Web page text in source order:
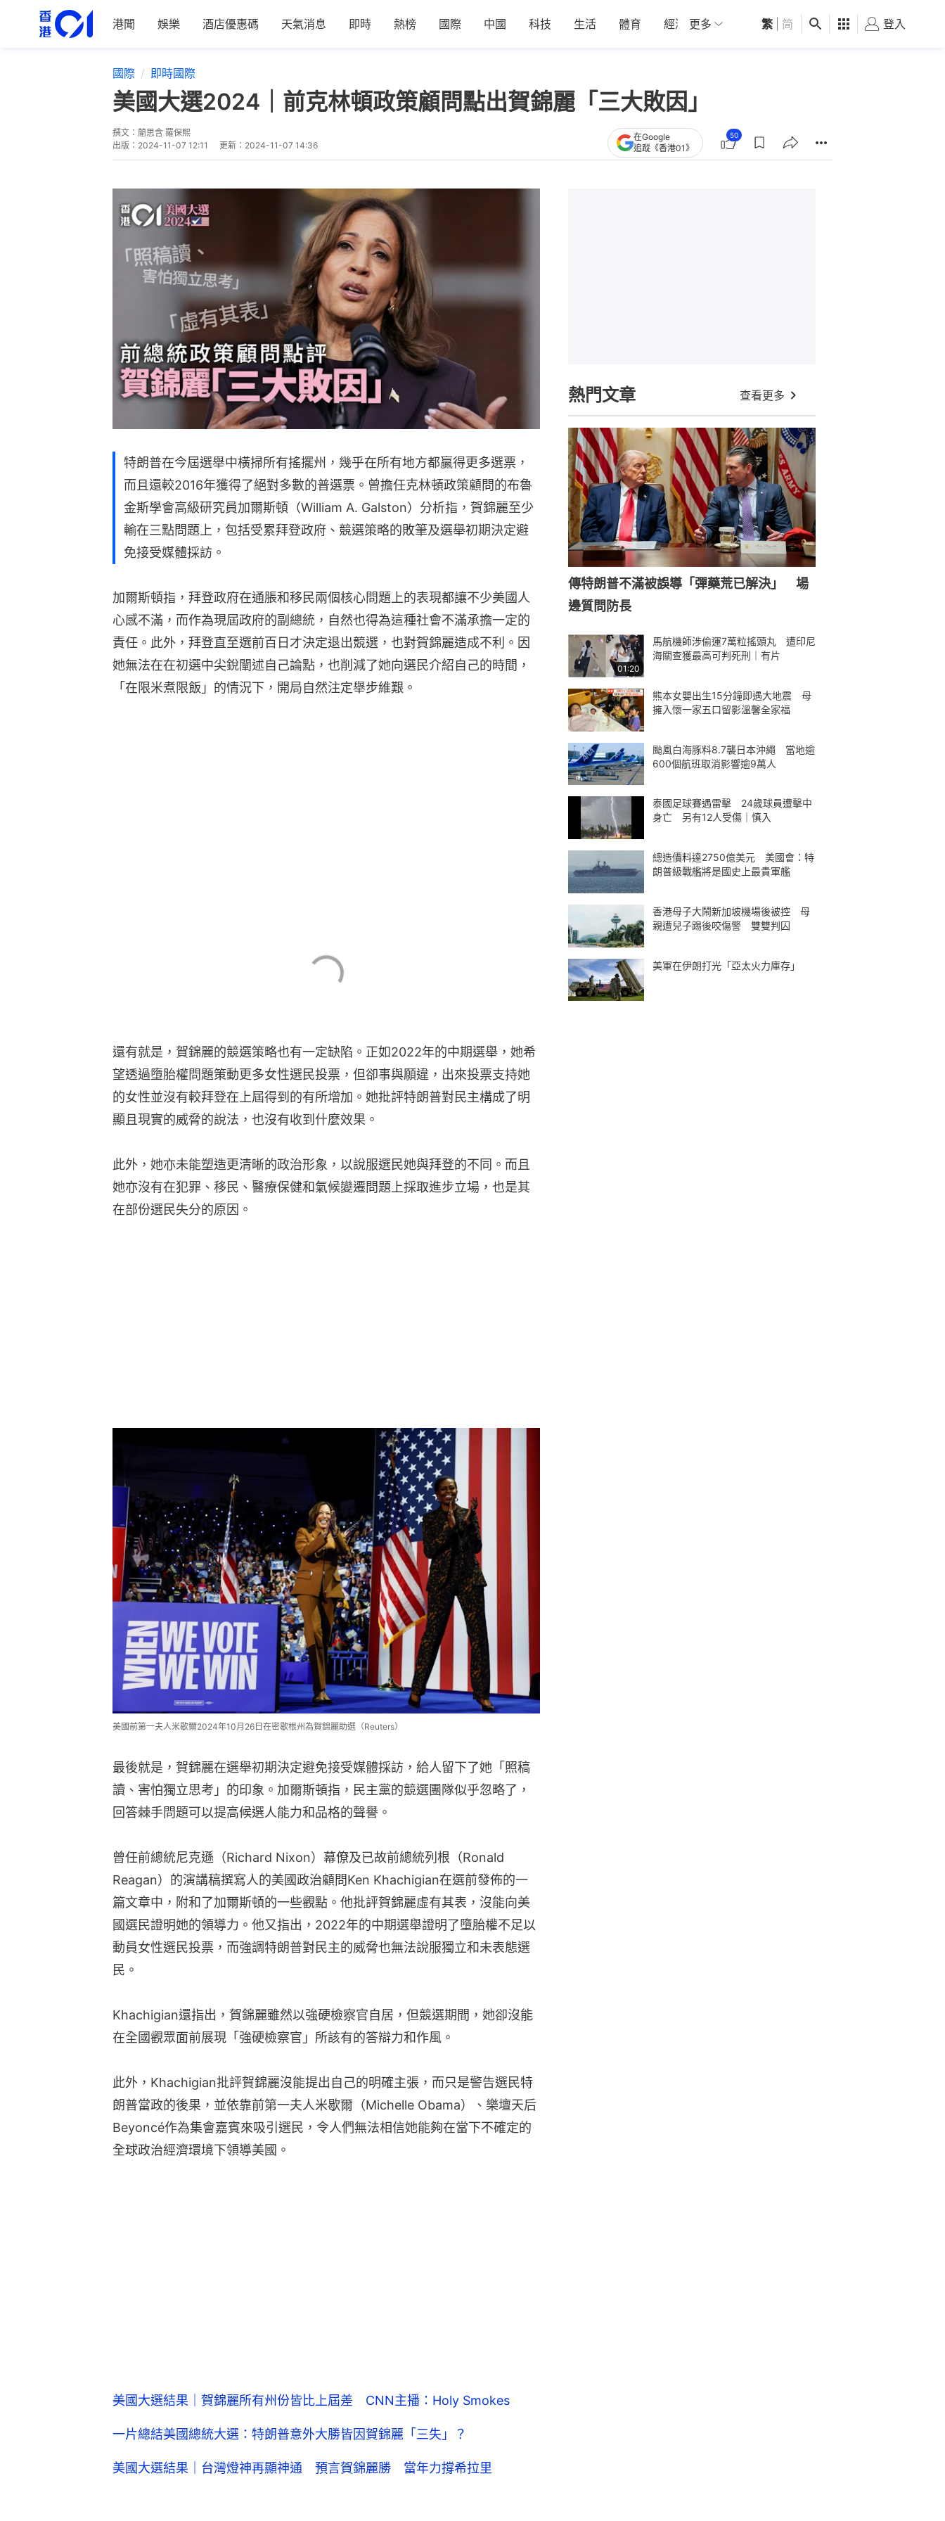
港聞 娛樂 酒店優惠碼 天氣消息 即時 熱榜 國際 中國 科技 生活 體育 經濟 01深圳 觀點 健康 好食玩飛
更多 繁 简 登入
國際 即時國際
美國大選2024｜前克林頓政策顧問點出賀錦麗「三大敗因」
撰文： 藺思含 羅保熙
出版： 2024-11-07 12:11 更新： 2024-11-07 14:36
在Google
追蹤《香港01》
50
特朗普在今屆選舉中橫掃所有搖擺州，幾乎在所有地方都贏得更多選票，
而且還較2016年獲得了絕對多數的普選票。曾擔任克林頓政策顧問的布魯
金斯學會高級研究員加爾斯頓（William A. Galston）分析指，賀錦麗至少
輸在三點問題上，包括受累拜登政府、競選策略的敗筆及選舉初期決定避
免接受媒體採訪。
加爾斯頓指，拜登政府在通脹和移民兩個核心問題上的表現都讓不少美國人
心感不滿，而作為現屆政府的副總統，自然也得為這種社會不滿承擔一定的
責任。此外，拜登直至選前百日才決定退出競選，也對賀錦麗造成不利。因
她無法在在初選中尖銳闡述自己論點，也削減了她向選民介紹自己的時間，
「在限米煮限飯」的情況下，開局自然注定舉步維艱。
還有就是，賀錦麗的競選策略也有一定缺陷。正如2022年的中期選舉，她希
望透過墮胎權問題策動更多女性選民投票，但卻事與願違，出來投票支持她
的女性並沒有較拜登在上屆得到的有所增加。她批評特朗普對民主構成了明
顯且現實的威脅的說法，也沒有收到什麼效果。
此外，她亦未能塑造更清晰的政治形象，以說服選民她與拜登的不同。而且
她亦沒有在犯罪、移民、醫療保健和氣候變遷問題上採取進步立場，也是其
在部份選民失分的原因。
美國前第一夫人米歇爾2024年10月26日在密歇根州為賀錦麗助選（Reuters）
最後就是，賀錦麗在選舉初期決定避免接受媒體採訪，給人留下了她「照稿
讀、害怕獨立思考」的印象。加爾斯頓指，民主黨的競選團隊似乎忽略了，
回答棘手問題可以提高候選人能力和品格的聲譽。
曾任前總統尼克遜（Richard Nixon）幕僚及已故前總統列根（Ronald
Reagan）的演講稿撰寫人的美國政治顧問Ken Khachigian在選前發佈的一
篇文章中，附和了加爾斯頓的一些觀點。他批評賀錦麗虛有其表，沒能向美
國選民證明她的領導力。他又指出，2022年的中期選舉證明了墮胎權不足以
動員女性選民投票，而強調特朗普對民主的威脅也無法說服獨立和未表態選
民。
Khachigian還指出，賀錦麗雖然以強硬檢察官自居，但競選期間，她卻沒能
在全國觀眾面前展現「強硬檢察官」所該有的答辯力和作風。
此外，Khachigian批評賀錦麗沒能提出自己的明確主張，而只是警告選民特
朗普當政的後果，並依靠前第一夫人米歇爾（Michelle Obama）、樂壇天后
Beyoncé作為集會嘉賓來吸引選民，令人們無法相信她能夠在當下不確定的
全球政治經濟環境下領導美國。
美國大選結果｜賀錦麗所有州份皆比上屆差 CNN主播：Holy Smokes
一片總結美國總統大選：特朗普意外大勝皆因賀錦麗「三失」？
美國大選結果｜台灣燈神再顯神通 預言賀錦麗勝 當年力撐希拉里
熱門文章 查看更多
傳特朗普不滿被誤導「彈藥荒已解決」 場
邊質問防長
01:20
馬航機師涉偷運7萬粒搖頭丸 遭印尼
海關查獲最高可判死刑｜有片
熊本女嬰出生15分鐘即遇大地震 母
擁入懷一家五口留影溫馨全家福
颱風白海豚料8.7襲日本沖繩 當地逾
600個航班取消影響逾9萬人
泰國足球賽遇雷擊 24歲球員遭擊中
身亡 另有12人受傷｜慎入
總造價料達2750億美元 美國會：特
朗普級戰艦將是國史上最貴軍艦
香港母子大鬧新加坡機場後被控 母
親遭兒子踢後咬傷警 雙雙判囚
美軍在伊朗打光「亞太火力庫存」